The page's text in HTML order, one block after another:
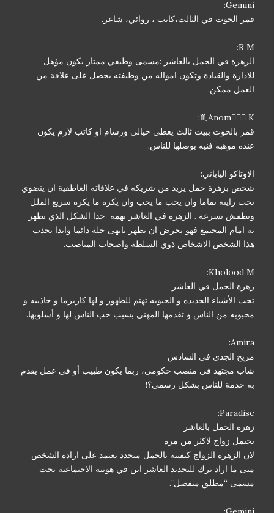
Gemini:
قمر الحوت في الثالث،كاتب ، روائي، شاعر.
R M:
الزهرة في الحمل بالعاشر :مسمى وظيفي ممتاز يكون مؤهل
للادارة والقيادة وتكون امواله من وظيفته يحصل على علاقة من
العمل ممكن.
Anom🧜🏻‍♀ K♏:
قمر بالحوت ببيت ثالث يعطي خيالي ورسام او كاتب لازم يكون
عنده موهبه فنيه يوصلها للناس.
الاوتاكو الياباني:
شخص بزهرة حمل يريد من شريكه في علاقاته العاطفية ان ينضوي
تحت رايته تماما وان يحب ما يحب وان يكره ما يكره سريع الملل
ويطفش بسرعة . الزهرة في العاشر يهمه جدا الشكل الذي يظهر
به امام المجتمع فهو يحرض ان يظهر بابهى حلة دائما وابدا يجذب
هذا الشخص الاشخاص ذوي السلطة واصحاب المناصب.
Kholood M:
زهرة الحمل في العاشر
تحب الأشياء الجديده و الحيويه تهتم للظهور و لها كاريزما و جاذبيه و
محبوبه من الناس و تقدمها المهني بسبب حب الناس لها و أسلوبها.
Amira:
مريخ الجدي في السادس
شاب مجتهد في منصب حكومي، ربما يكون طبيب أو في عمل يقدم
به خدمة للناس بشكل رسمي؟!
Paradise:
زهرة الحمل بالعاشر
يحتمل زواج لاكثر من مره
لان الزهره الزواج كيفيته بالحمل متجدد يعتمد على ارادة الشخص
متى ما اراد ترك للتجديد العاشر اين في هويته الاجتماعيه تحت
مسمى “مطلق منفصل”.